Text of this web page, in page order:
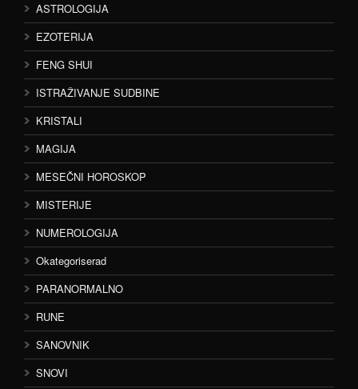
ASTROLOGIJA
EZOTERIJA
FENG SHUI
ISTRAŽIVANJE SUDBINE
KRISTALI
MAGIJA
MESEČNI HOROSKOP
MISTERIJE
NUMEROLOGIJA
Okategoriserad
PARANORMALNO
RUNE
SANOVNIK
SNOVI